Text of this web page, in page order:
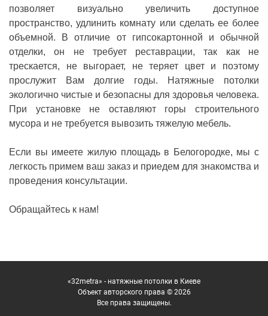
позволяет визуально увеличить доступное
пространство, удлинить комнату или сделать ее более
объемной. В отличие от гипсокартонной и обычной
отделки, он не требует реставрации, так как не
трескается, не выгорает, не теряет цвет и поэтому
прослужит Вам долгие годы. Натяжные потолки
экологично чистые и безопасны для здоровья человека.
При установке не оставляют горы строительного
мусора и не требуется вывозить тяжелую мебель.
Если вы имеете жилую площадь в Белогородке, мы с
легкость примем ваш заказ и приедем для знакомства и
проведения консультации.
Обращайтесь к нам!
«32metra» - натяжные потолки в Киеве
Объект авторского права © 2026
Все права защищены.